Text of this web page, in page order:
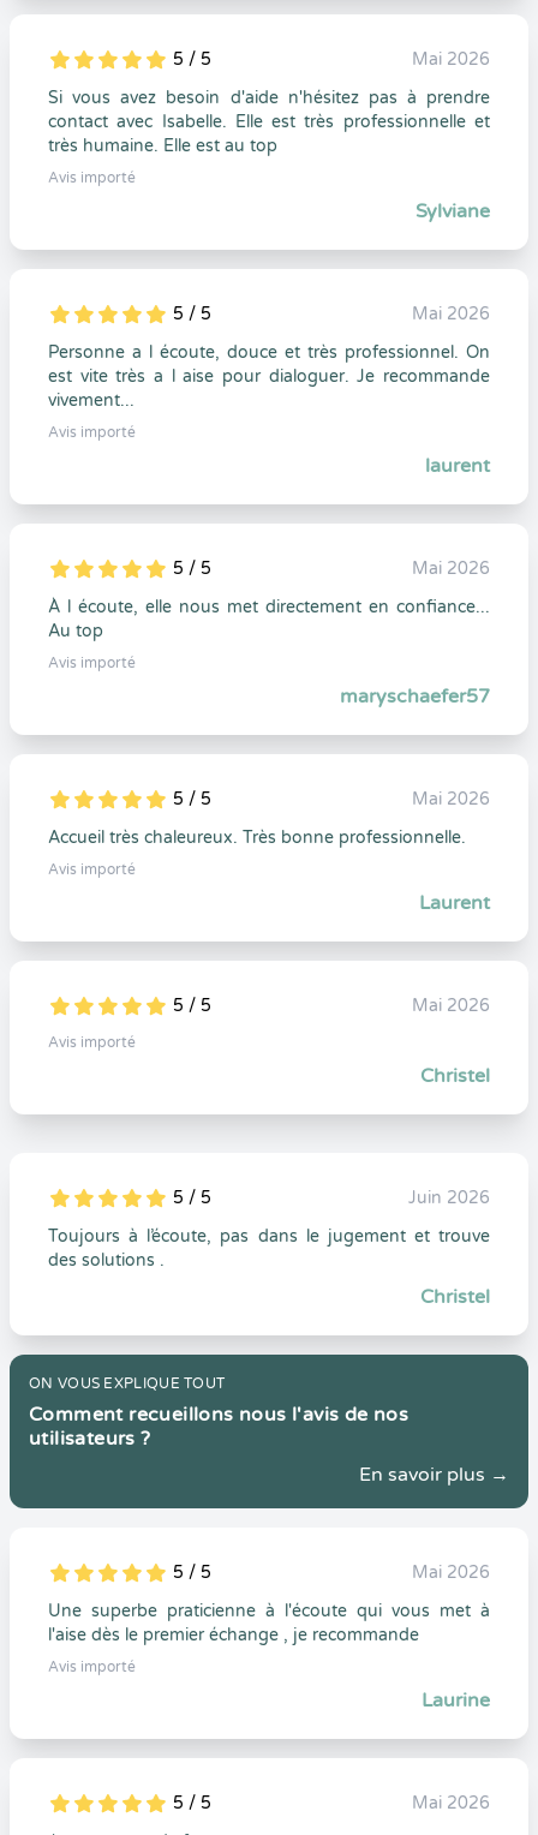
5
1
5
0 5 / 5
Mai 2026
Si vous avez besoin d'aide n'hésitez pas à prendre
contact avec Isabelle. Elle est très professionnelle et
très humaine. Elle est au top
Avis importé
Sylviane
5
1
5
0 5 / 5
Mai 2026
Personne a l écoute, douce et très professionnel. On
est vite très a l aise pour dialoguer. Je recommande
vivement...
Avis importé
laurent
5
1
5
0 5 / 5
Mai 2026
À l écoute, elle nous met directement en confiance...
Au top
Avis importé
maryschaefer57
5
1
5
0 5 / 5
Mai 2026
Accueil très chaleureux. Très bonne professionnelle.
Avis importé
Laurent
5
1
5
0 5 / 5 Mai 2026
Avis importé
Christel
5
1
5
0 5 / 5
Juin 2026
Toujours à l’écoute, pas dans le jugement et trouve
des solutions .
Christel
ON VOUS EXPLIQUE TOUT
Comment recueillons nous l'avis de nos
utilisateurs ?
En savoir plus →
5
1
5
0 5 / 5
Mai 2026
Une superbe praticienne à l'écoute qui vous met à
l'aise dès le premier échange , je recommande
Avis importé
Laurine
5
1
5
0 5 / 5
Mai 2026